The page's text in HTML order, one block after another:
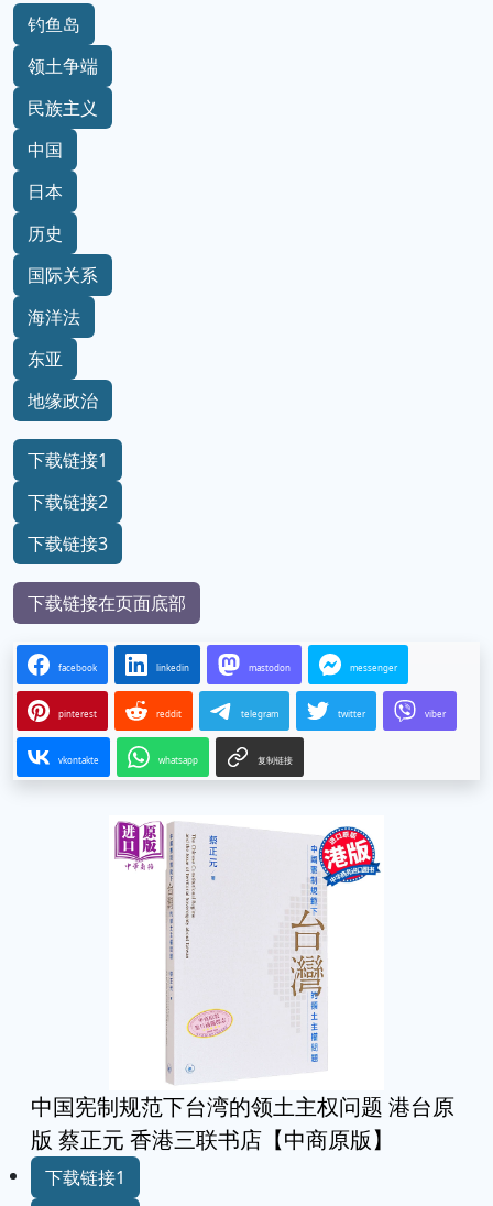
钓鱼岛
领土争端
民族主义
中国
日本
历史
国际关系
海洋法
东亚
地缘政治
下载链接1
下载链接2
下载链接3
下载链接在页面底部
facebook linkedin mastodon messenger
pinterest reddit telegram twitter viber
vkontakte whatsapp 复制链接
中国宪制规范下台湾的领土主权问题 港台原
版 蔡正元 香港三联书店【中商原版】
下载链接1